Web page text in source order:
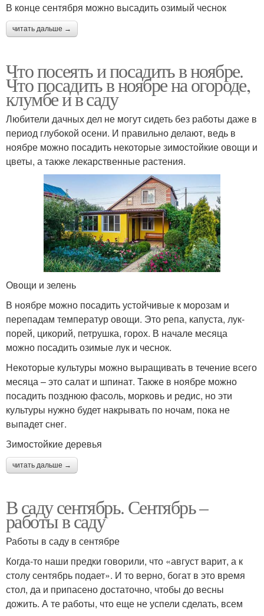
В конце сентября можно высадить озимый чеснок
читать дальше →
Что посеять и посадить в ноябре.
Что посадить в ноябре на огороде,
клумбе и в саду
Любители дачных дел не могут сидеть без работы даже в
период глубокой осени. И правильно делают, ведь в
ноябре можно посадить некоторые зимостойкие овощи и
цветы, а также лекарственные растения.
Овощи и зелень
В ноябре можно посадить устойчивые к морозам и
перепадам температур овощи. Это репа, капуста, лук-
порей, цикорий, петрушка, горох. В начале месяца
можно посадить озимые лук и чеснок.
Некоторые культуры можно выращивать в течение всего
месяца – это салат и шпинат. Также в ноябре можно
посадить позднюю фасоль, морковь и редис, но эти
культуры нужно будет накрывать по ночам, пока не
выпадет снег.
Зимостойкие деревья
читать дальше →
В саду сентябрь. Сентябрь –
работы в саду
Работы в саду в сентябре
Когда-то наши предки говорили, что «август варит, а к
столу сентябрь подает». И то верно, богат в это время
стол, да и припасено достаточно, чтобы до весны
дожить. А те работы, что еще не успели сделать, всем